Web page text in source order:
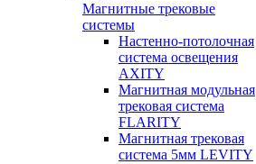
Магнитные трековые
системы
Настенно-потолочная
система освещения
AXITY
Магнитная модульная
трековая система
FLARITY
Магнитная трековая
система 5мм LEVITY